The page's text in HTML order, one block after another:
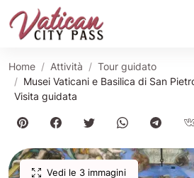
Home Attività
Tour guidato
Musei Vaticani e Basilica di San
Visita guidata
Vedi le 3 immagini